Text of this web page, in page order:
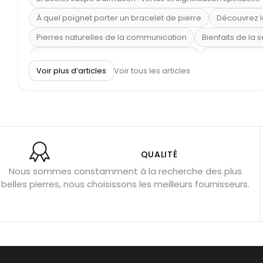
À quel poignet porter un bracelet de pierre
Découvrez
Pierres naturelles de la communication
Bienfaits de la
Pierre de lave : propriétés et bienfaits
Obsidienne noire : danger ?
Guide des pierres de
Pierres pour les examens
Pierres anti-déprime
Porter l’œil de tigre
Géode
Voir plus d’articles Voir tous les articles
QUALITÉ
Nous sommes constamment à la recherche des plus
belles pierres, nous choisissons les meilleurs fournisseurs.